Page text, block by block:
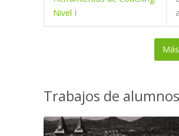
Nivel I
a
Trabajos de alumnos